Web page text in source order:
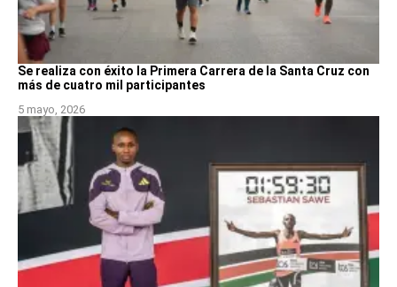
Se realiza con éxito la Primera Carrera de la Santa Cruz con
más de cuatro mil participantes
5 mayo, 2026